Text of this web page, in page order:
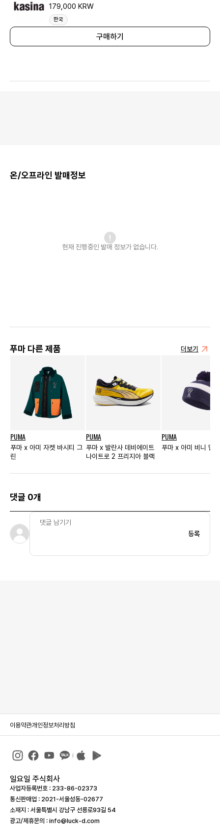
179,000 KRW
한국
구매하기
온/오프라인 발매정보
현재 진행중인 발매 정보가 없습니다.
푸마 다른 제품 더보기
PUMA
푸마 x 아미 자켓 바시티 그
린
PUMA
푸마 x 발란사 데비에이트
나이트로 2 프리지아 블랙
PUMA
푸마 x 아미 비니 딥
댓글 0개
등록
이용약관개인정보처리방침
일요일 주식회사
사업자등록번호 : 233-86-023­73
통신판매업 : 2021-서울성동-02677
소재지 : 서울특별시 강남구 선릉로93길 54
광고/제휴문의 : info@luck-d.com